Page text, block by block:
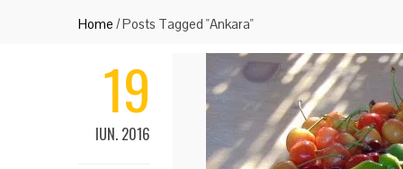
Home /Posts Tagged "Ankara"
19
IUN. 2016